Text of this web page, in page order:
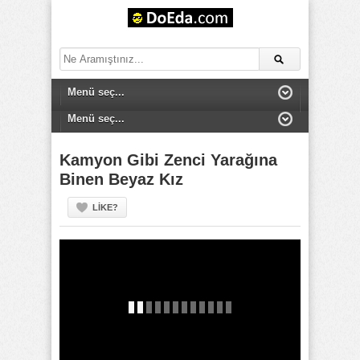
Kamyon Gibi Zenci Yarağına
Binen Beyaz Kız
LIKE?